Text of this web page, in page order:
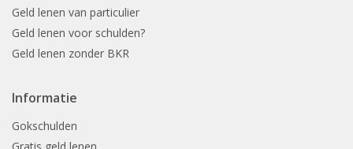
Geld lenen van particulier
Geld lenen voor schulden?
Geld lenen zonder BKR
Informatie
Gokschulden